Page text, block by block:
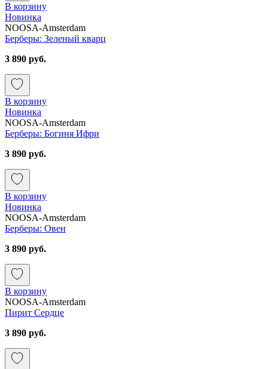
В корзину
Новинка
NOOSA-Amsterdam
Берберы: Зеленый кварц
3 890 руб.
В корзину
Новинка
NOOSA-Amsterdam
Берберы: Богиня Ифри
3 890 руб.
В корзину
Новинка
NOOSA-Amsterdam
Берберы: Овен
3 890 руб.
В корзину
NOOSA-Amsterdam
Пирит Сердце
3 890 руб.